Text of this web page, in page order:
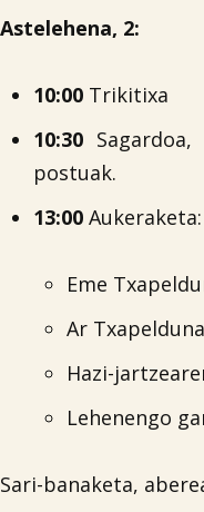
Astelehena, 2:
10:00 Trikitixa
10:30
postuak.
13:00 Aukeraketa:
Eme
Ar
Hazi-
Lehenengo
Sari-banaketa,